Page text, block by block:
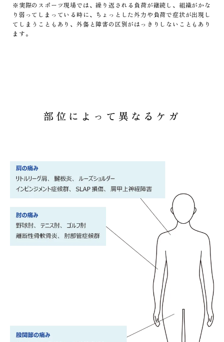
※実際のスポーツ現場では、繰り返される負荷が継続し、組織がかな
り弱ってしまっている時に、ちょっとした外力や負荷で症状が出現し
てしまうこともあり、外傷と障害の区別がはっきりしないこともあり
ます。
部位によって異なるケガ